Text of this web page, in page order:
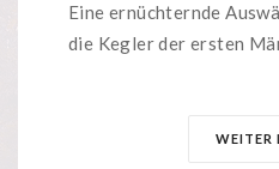
Eine ernüchternde
die Kegler der ersten
WEITER